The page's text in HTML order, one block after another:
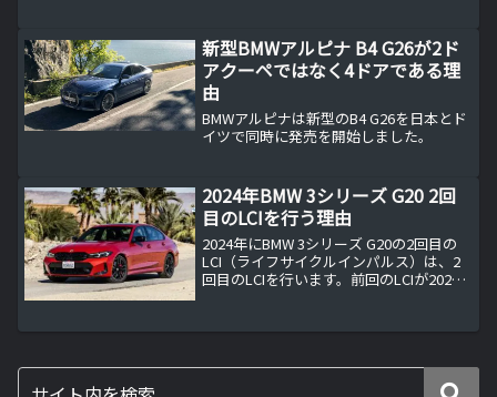
新型BMWアルピナ B4 G26が2ド
アクーペではなく4ドアである理
由
BMWアルピナは新型のB4 G26を日本とド
イツで同時に発売を開始しました。
2024年BMW 3シリーズ G20 2回
目のLCIを行う理由
2024年にBMW 3シリーズ G20の2回目の
LCI（ライフサイクルインパルス）は、2
回目のLCIを行います。前回のLCIが2022
事では、なぜBMW 3シリーズ ...